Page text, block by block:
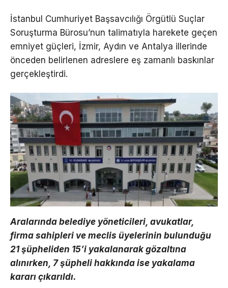
İstanbul Cumhuriyet Başsavcılığı Örgütlü Suçlar
Soruşturma Bürosu’nun talimatıyla harekete geçen
emniyet güçleri, İzmir, Aydın ve Antalya illerinde
önceden belirlenen adreslere eş zamanlı baskınlar
gerçekleştirdi.
Aralarında belediye yöneticileri, avukatlar,
firma sahipleri ve meclis üyelerinin bulunduğu
21 şüpheliden 15’i yakalanarak gözaltına
alınırken, 7 şüpheli hakkında ise yakalama
kararı çıkarıldı.